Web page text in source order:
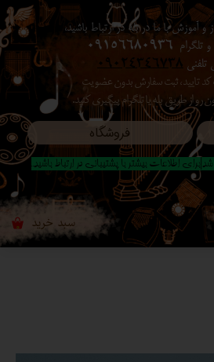
فروشگاه
آموزش با ما در بله در ارتباط باشید،
تلگرام 09156680936
تلفنی 09024346738
تایید ، ثبت سفارش بدون عضویت
رو از طریق بله یا تلگرام پیگیری کنید.
۰ سبد خرید
اطلاعات بیشتر با پشتیبانی در ارتباط باشید..